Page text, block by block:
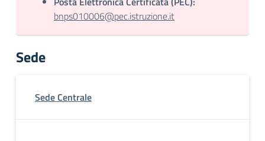
bnps010006@pec.istruzione.it
Sede
Sede Centrale